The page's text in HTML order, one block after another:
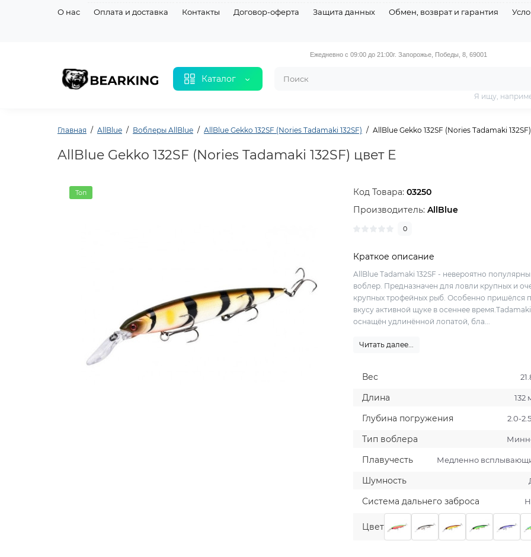
О нас Оплата и доставка Контакты Договор-оферта Защита данных Обмен, возврат и гарантия
Каталог
Ежедневно с 09:00 до 21:00г. Запорожье, Победы, 8, 69001
Я ищу,
Главная AllBlue Воблеры AllBlue AllBlue Gekko 132SF (Nories Tadamaki 132SF) AllBlue Gekko 132SF (Nories Tadamaki
AllBlue Gekko 132SF (Nories Tadamaki 132SF) цвет E
Топ Код Товара:03250
Производитель:AllBlue
0
Краткое описание
AllBlue Tadamaki 132SF - невероятно
воблер. Предназначен для ловли крупных и
крупных трофейных рыб. Особенно пришёлся
вкусу активной щуке в осеннее время.Tadamaki
оснащён удлинённой лопатой, бла...
Читать далее...
Вес
Длина 132
Глубина погружения 2.0-
Тип воблера
Плавучесть Медленно
Шумность
Система дальнего заброса
Цвет